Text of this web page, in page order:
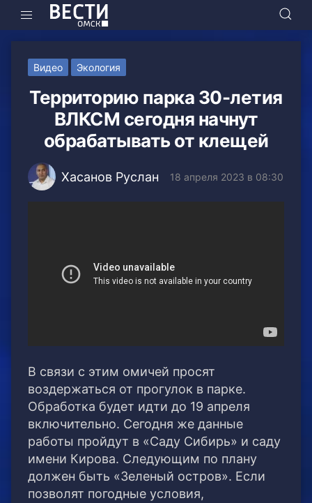
Видео Экология
Территорию парка 30-летия
ВЛКСМ сегодня начнут
обрабатывать от клещей
Хасанов Руслан 18 апреля 2023 в 08:30
В связи с этим омичей просят
воздержаться от прогулок в парке.
Обработка будет идти до 19 апреля
включительно. Сегодня же данные
работы пройдут в «Саду Сибирь» и саду
имени Кирова. Следующим по плану
должен быть «Зеленый остров». Если
позволят погодные условия,